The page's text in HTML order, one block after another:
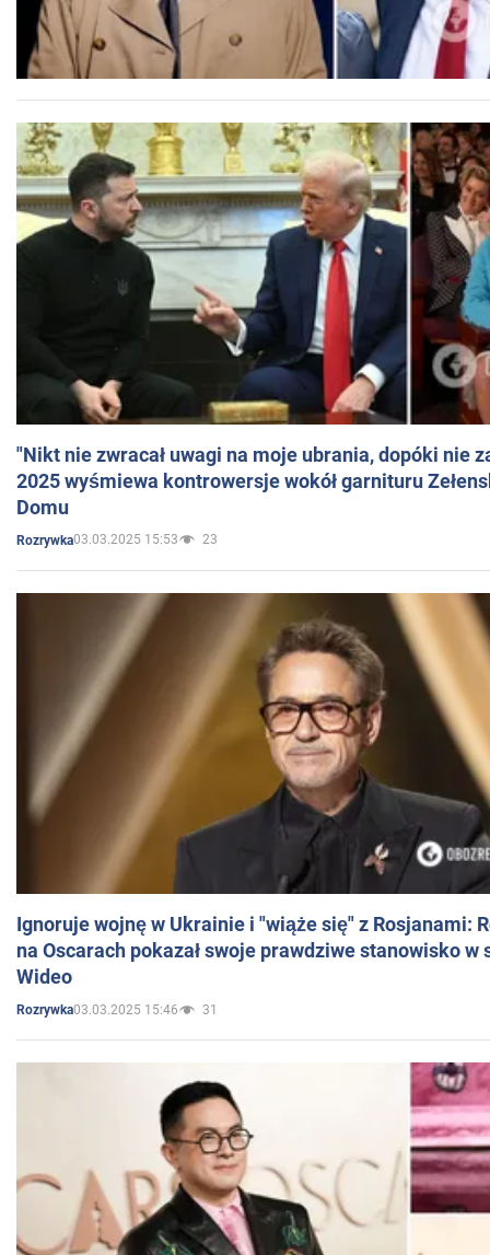
"Nikt nie zwracał uwagi na moje ubrania, dopóki nie
2025 wyśmiewa kontrowersje wokół garnituru
Domu
Rozrywka03.03.2025 15:53 23
Ignoruje wojnę w Ukrainie i "wiąże się" z Rosjanami:
na Oscarach pokazał swoje prawdziwe stanowisko w
Wideo
Rozrywka03.03.2025 15:46 31